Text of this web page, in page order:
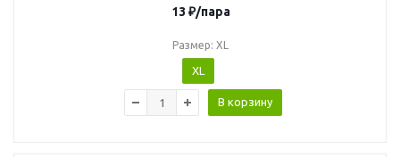
13 ₽/пара
Размер: XL
XL
В корзину